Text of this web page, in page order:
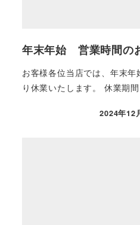
年末年始 営業時間の
お客様各位当店では、年末
り休業いたします。 休業期
2024年12